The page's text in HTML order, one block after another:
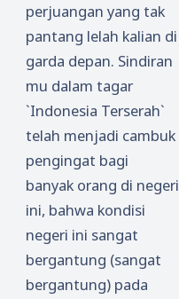
perjuangan yang tak
pantang lelah kalian di
garda depan. Sindiran
mu dalam tagar
`Indonesia Terserah`
telah menjadi cambuk
pengingat bagi
banyak orang di negeri
ini, bahwa kondisi
negeri ini sangat
bergantung (sangat
bergantung) pada